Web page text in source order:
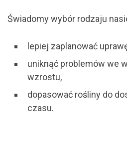
Świadomy wybór rodzaju
lepiej zaplanować
uniknąć problemów we
wzrostu,
dopasować rośliny do
czasu.